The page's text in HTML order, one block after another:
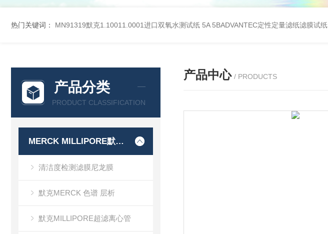
热门关键词： MN91319默克1.10011.0001进口双氧水测试纸 5A 5BADVANTEC定性定量滤纸滤膜试纸
产品分类
PRODUCT CLASSIFICATION
MERCK MILLIPORE默克密理博产品
清洁度检测滤膜尼龙膜
默克MERCK 色谱 层析
默克MILLIPORE超滤离心管
产品中心 / PRODUCTS